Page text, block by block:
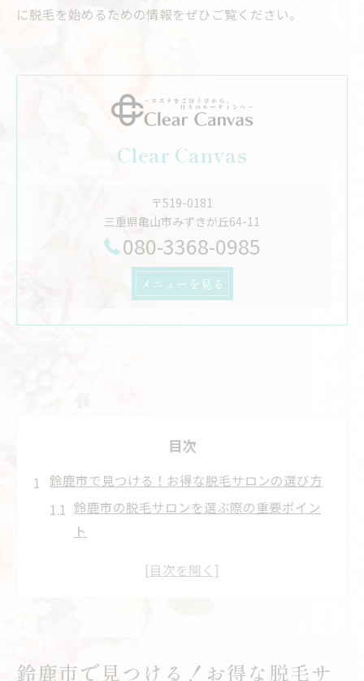
に脱毛を始めるための情報をぜひご覧ください。
Clear Canvas
〒519-0181
三重県亀山市みずきが丘64-11
080-3368-0985
メニューを見る
目次
鈴鹿市で見つける！お得な脱毛サロンの選び方
鈴鹿市の脱毛サロンを選ぶ際の重要ポイン
ト
口コミを活用した信頼できるサロンの見つ
鈴鹿市で見つける！お得な脱毛サ